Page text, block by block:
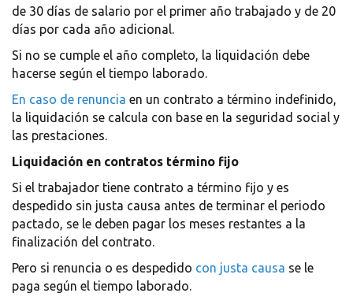
de 30 días de salario por el primer año trabajado y de 20
días por cada año adicional.
Si no se cumple el año completo, la liquidación debe
hacerse según el tiempo laborado.
En caso de renuncia en un contrato a término indefinido,
la liquidación se calcula con base en la seguridad social y
las prestaciones.
Liquidación en contratos término fijo
Si el trabajador tiene contrato a término fijo y es
despedido sin justa causa antes de terminar el periodo
pactado, se le deben pagar los meses restantes a la
finalización del contrato.
Pero si renuncia o es despedido con justa causa se le
paga según el tiempo laborado.